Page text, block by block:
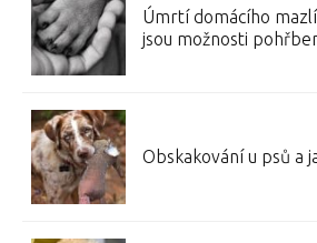
Úmrtí domácího
jsou možnosti
Obskakování u psů a